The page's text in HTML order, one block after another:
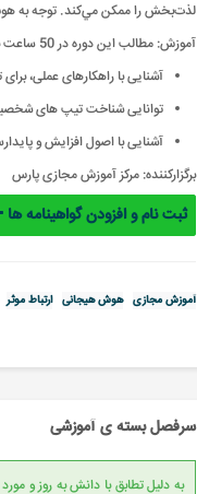
لذت‌بخش را ممکن مي‌کند. توجه به هوش
آموزش: مطالب این دوره در 50 ساعت به صورت بسته آموزشی ارائه می گردد
آشنایی با راهکارهای عملی،
توانایی شناخت تیپ های
آشنایی با اصول افزایش و
برگزارکننده: مرکز آموزش مجازی پارس
ثبت نام و افزودن گواهینامه ها
آموزش مجازی هوش هیجانی ارتباط موثر
سرفصل بسته ی آموزشی